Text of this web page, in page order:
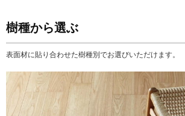
樹種から選ぶ
表面材に貼り合わせた樹種別でお選びいただけます。